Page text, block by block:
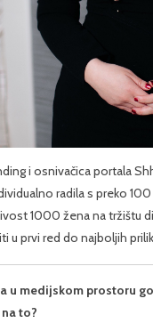
i osnivačica portala
radila s preko
1000 žena na tržištu
u prvi red do najboljih
u medijskom prostoru
to?